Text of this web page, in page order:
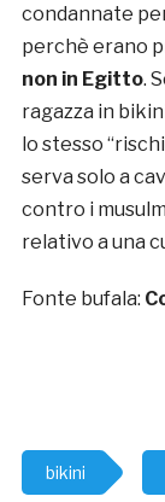
condannate
perchè erano
non in Egitto.
ragazza in
lo stesso
serva solo a
contro i
relativo a una
Fonte bufala:
bikini